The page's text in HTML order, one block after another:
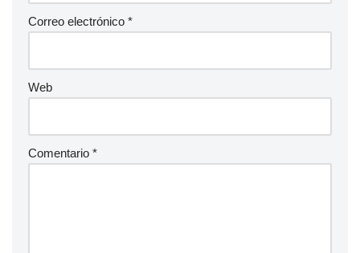
Correo electrónico *
Web
Comentario *